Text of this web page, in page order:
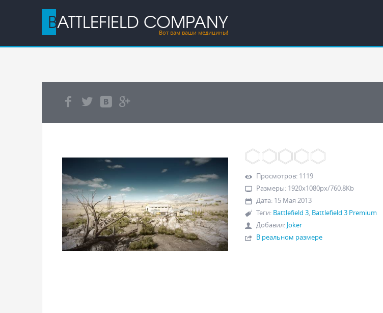
BATTLEFIELD COMPANY
Вот вам ваши медицины!
Просмотров:1119
Размеры:1920x1080px/760.8Kb
Дата:15 Мая 2013
Теги: Battlefield 3, Battlefield 3 Premium
Добавил: Joker
В реальном размере